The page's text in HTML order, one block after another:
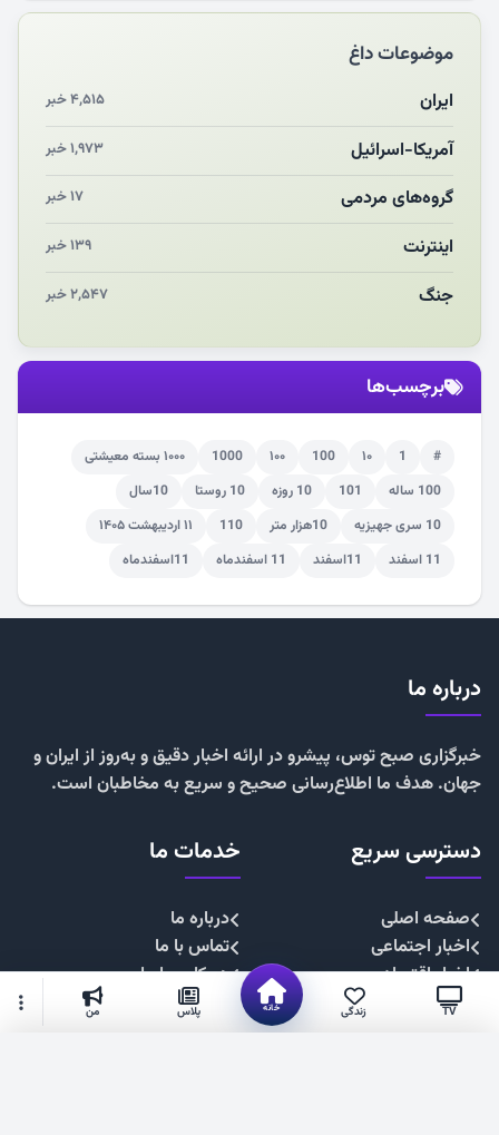
بازخوانی رسانه‌ای اندیشه رهبر شهید
مشهدالرضا آقای شهید ایران را در آغوش کشید
مکن ای صبح طلوع
چرایی «استقبال از آقای ایران»
موضوعات داغ
ایران ۴,۵۱۵ خبر
آمریکا-اسرائیل ۱,۹۷۳ خبر
گروه‌های مردمی ۱۷ خبر
اینترنت ۱۳۹ خبر
جنگ ۲,۵۴۷ خبر
برچسب‌ها
#
1 ۱۰ 100 ۱۰۰ 1000
۱۰۰۰ بسته معیشتی
100 ساله
101 10 روزه 10 روستا
10سال
10 سری جهیزیه
10هزار متر 110
۱۱ اردیبهشت ۱۴۰۵
11 اسفند
11اسفند 11 اسفندماه 11اسفندماه
TV زندگی خانه پلاس من
درباره ما
خبرگزاری صبح توس، پیشرو در ارائه اخبار دقیق و به‌روز از ایران و
جهان. هدف ما اطلاع‌رسانی صحیح و سریع به مخاطبان است.
دسترسی سریع
صفحه اصلی
اخبار اجتماعی
اخبار اقتصادی
اخبار چندرسانه
خدمات ما
درباره ما
تماس با ما
همکاری با ما
تبلیغات